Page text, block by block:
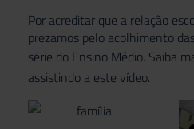
Por acreditar que a relação
prezamos pelo acolhimento
série do Ensino Médio. Saiba
assistindo a este vídeo.